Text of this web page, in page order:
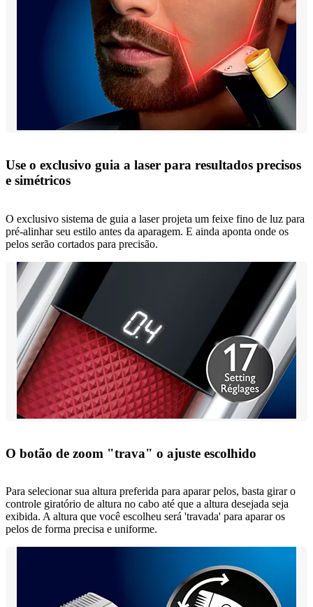
Use o exclusivo guia a laser para resultados precisos
e simétricos
O exclusivo sistema de guia a laser projeta um feixe fino de luz para
pré-alinhar seu estilo antes da aparagem. E ainda aponta onde os
pelos serão cortados para precisão.
O botão de zoom "trava" o ajuste escolhido
Para selecionar sua altura preferida para aparar pelos, basta girar o
controle giratório de altura no cabo até que a altura desejada seja
exibida. A altura que você escolheu será 'travada' para aparar os
pelos de forma precisa e uniforme.